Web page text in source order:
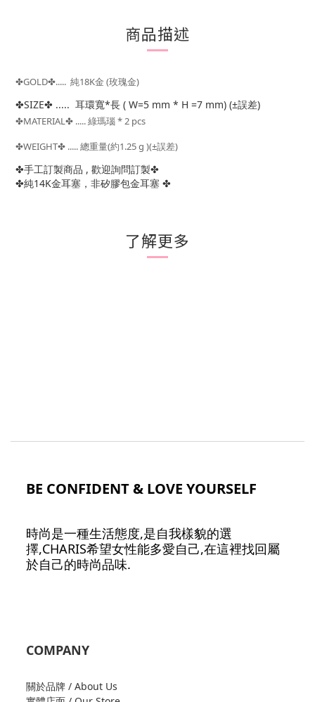
商品描述
✤GOLD✤..... 純18K金 (玫瑰金)
✤SIZE✤ ..... 耳環寬*長 ( W=5 mm * H =7 mm) (±誤差)
✤MATERIAL✤ ..... 綠瑪瑙* 2 pcs
✤WEIGHT✤ .....總重量(約1.25 g )(±誤差)
✤手工訂製商品 , 歡迎詢問訂製✤
✤純14K金耳塞，非矽膠包金耳塞 ✤
了解更多
BE CONFIDENT & LOVE YOURSELF
時尚是一種生活態度,是自我樣貌的選
擇,CHARIS希望女性能多愛自己,在這裡找回屬
於自己的時尚品味.
COMPANY
關於品牌 / About Us